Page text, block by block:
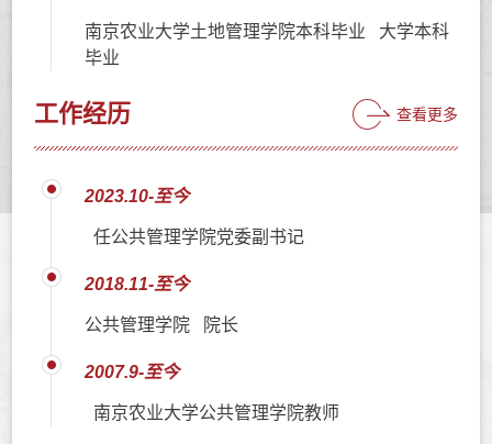
南京农业大学土地管理学院本科毕业 大学本科
毕业
工作经历 查看更多
2023.10-至今
任公共管理学院党委副书记
2018.11-至今
公共管理学院 院长
2007.9-至今
南京农业大学公共管理学院教师